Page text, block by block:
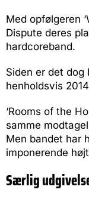
Med opfølgeren
Dispute deres
hardcoreband.
Siden er det
henholdsvis
‘Rooms of the
samme
Men bandet har
imponerende
Særlig